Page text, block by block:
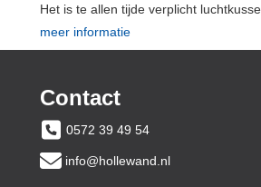
Het is te allen tijde verplicht
meer informatie
Contact
0572 39 49 54
info@hollewand.nl